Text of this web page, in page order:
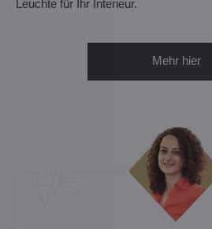
Leuchte für Ihr Interieur.
Mehr hier